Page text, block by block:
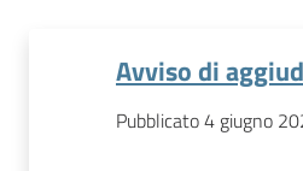
Avviso di
Pubblicato 4 giugno